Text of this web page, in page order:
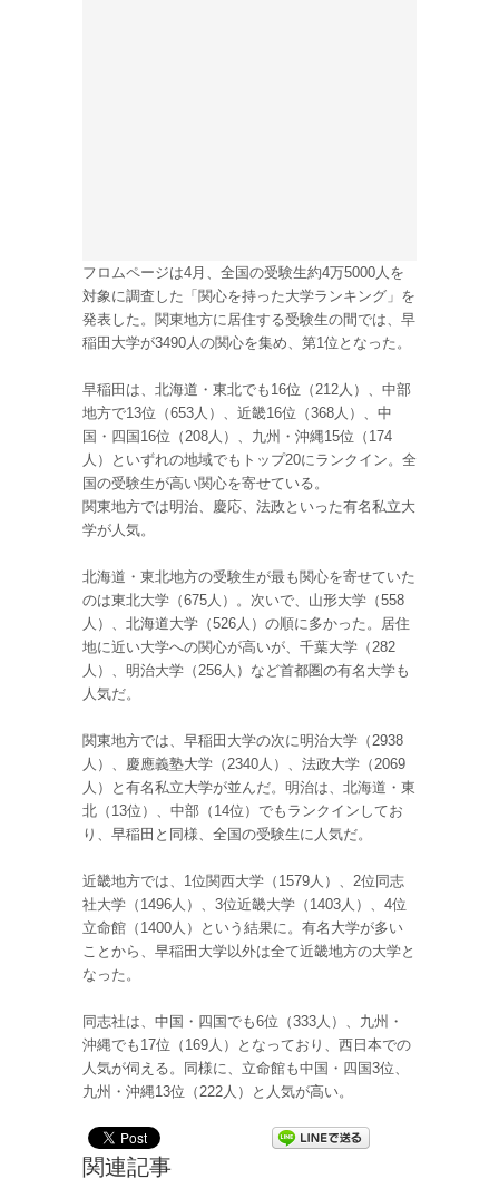
フロムページは4月、全国の受験生約4万5000人を
対象に調査した「関心を持った大学ランキング」を
発表した。関東地方に居住する受験生の間では、早
稲田大学が3490人の関心を集め、第1位となった。
早稲田は、北海道・東北でも16位（212人）、中部
地方で13位（653人）、近畿16位（368人）、中
国・四国16位（208人）、九州・沖縄15位（174
人）といずれの地域でもトップ20にランクイン。全
国の受験生が高い関心を寄せている。
関東地方では明治、慶応、法政といった有名私立大
学が人気。
北海道・東北地方の受験生が最も関心を寄せていた
のは東北大学（675人）。次いで、山形大学（558
人）、北海道大学（526人）の順に多かった。居住
地に近い大学への関心が高いが、千葉大学（282
人）、明治大学（256人）など首都圏の有名大学も
人気だ。
関東地方では、早稲田大学の次に明治大学（2938
人）、慶應義塾大学（2340人）、法政大学（2069
人）と有名私立大学が並んだ。明治は、北海道・東
北（13位）、中部（14位）でもランクインしてお
り、早稲田と同様、全国の受験生に人気だ。
近畿地方では、1位関西大学（1579人）、2位同志
社大学（1496人）、3位近畿大学（1403人）、4位
立命館（1400人）という結果に。有名大学が多い
ことから、早稲田大学以外は全て近畿地方の大学と
なった。
同志社は、中国・四国でも6位（333人）、九州・
沖縄でも17位（169人）となっており、西日本での
人気が伺える。同様に、立命館も中国・四国3位、
九州・沖縄13位（222人）と人気が高い。
関連記事